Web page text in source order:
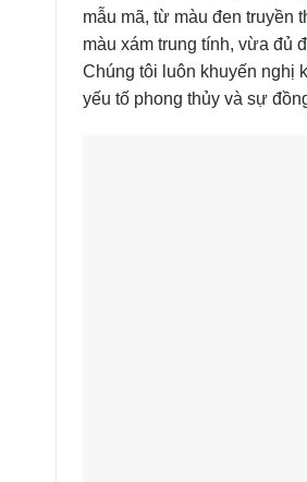
mẫu mã, từ màu đen truyền
màu xám trung tính, vừa đủ
Chúng tôi luôn khuyến nghị
yếu tố phong thủy và sự